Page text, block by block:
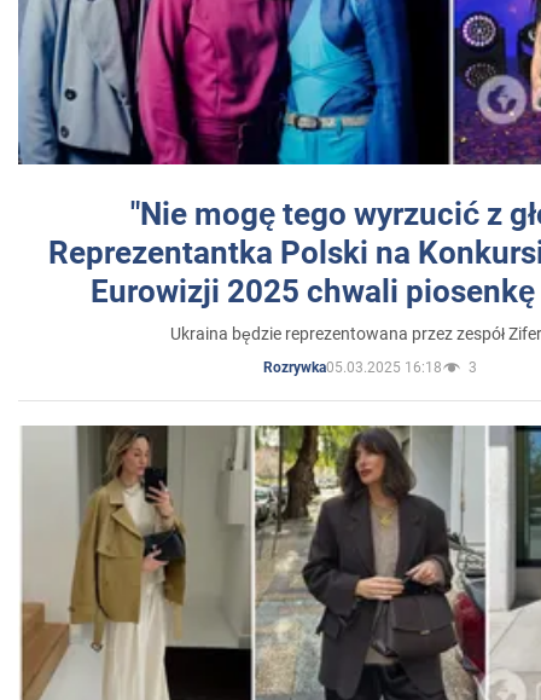
"Nie mogę tego wyrzucić z
Reprezentantka Polski na
Eurowizji 2025 chwali
Ukraina będzie reprezentowana przez zespół
Rozrywka05.03.2025 16:18 3